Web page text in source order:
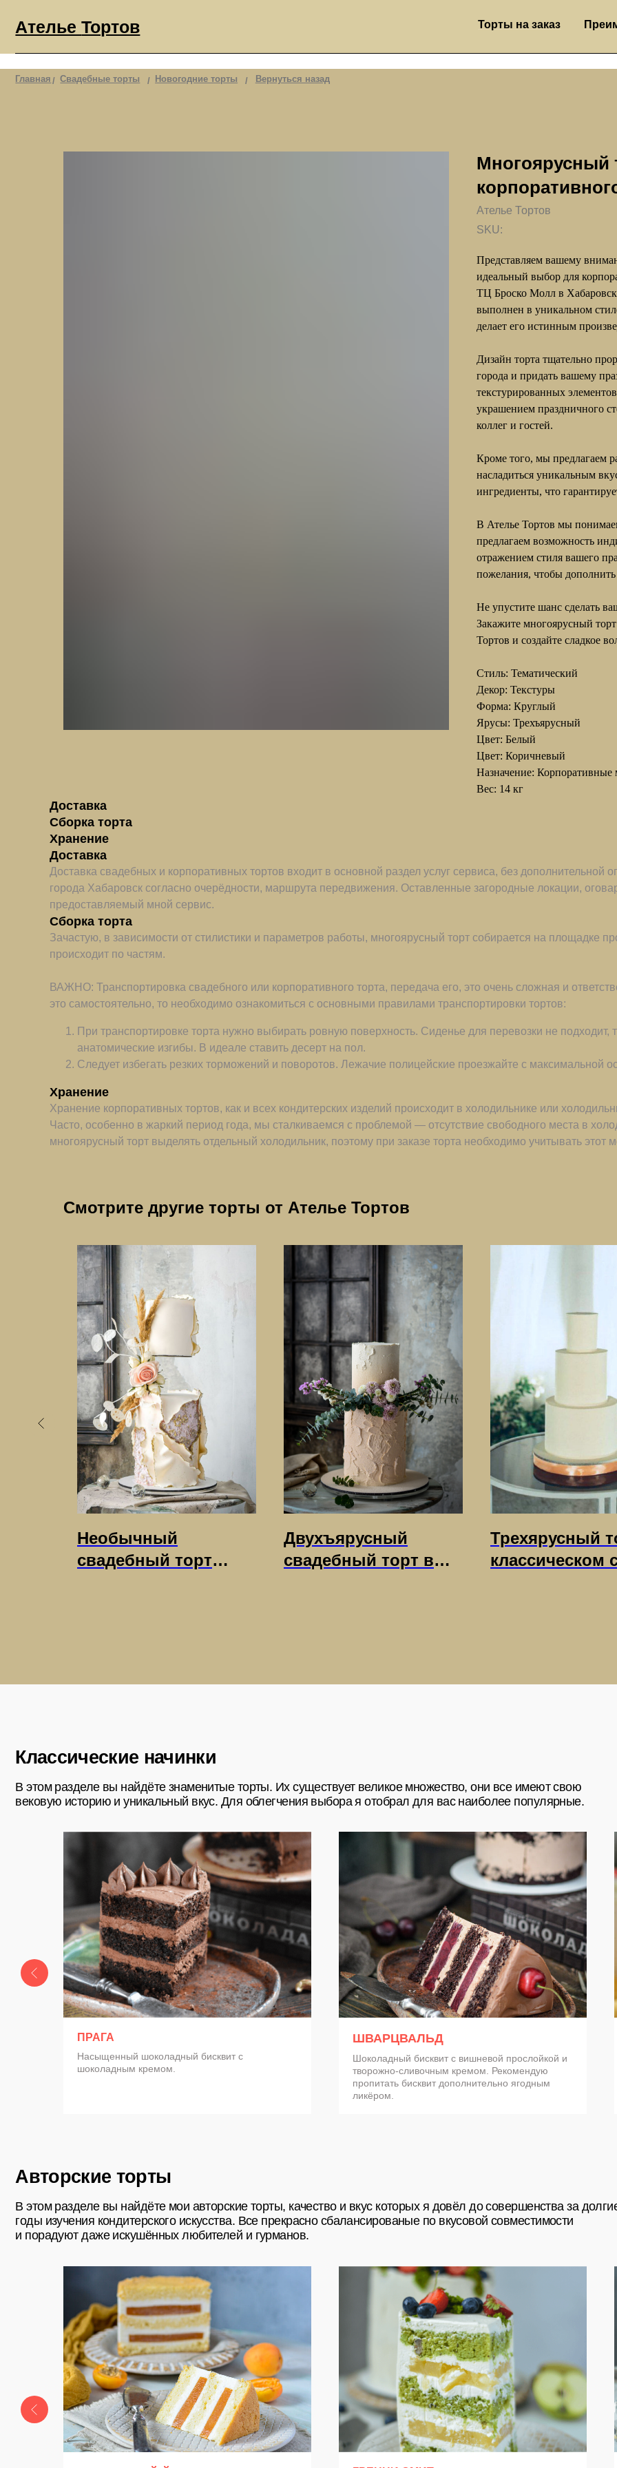
АтельеТортов Торты на заказ Преимущества
Главная/ Свадебные торты / Новогодние торты / Вернуться назад
Многоярусный
Ателье Тортов
SKU:
Представляем вашему
идеальный выбор для
ТЦ Броско Молл в
выполнен в уникальном
делает его истинным
Дизайн торта тщательно
города и придать вашему
текстурированных
украшением праздничного
коллег и гостей.
Кроме того, мы предлагаем
насладиться уникальным
ингредиенты, что
В Ателье Тортов мы
предлагаем возможность
отражением стиля вашего
пожелания, чтобы
Не упустите шанс сделать
Закажите многоярусный
Тортов и создайте сладкое
Стиль: Тематический
Декор: Текстуры
Форма: Круглый
Ярусы: Трехъярусный
Цвет: Белый
Цвет: Коричневый
Назначение: Корпоративные
Вес: 14 кг
Доставка
Сборка торта
Хранение
Доставка
Доставка свадебных и корпоративных тортов входит в основной раздел услуг сервиса, без дополнительной
города Хабаровск согласно очерёдности, маршрута передвижения. Оставленные загородные локации,
предоставляемый мной сервис.
Сборка торта
Зачастую, в зависимости от стилистики и параметров работы, многоярусный торт собирается на площадке
происходит по частям.
ВАЖНО: Транспортировка свадебного или корпоративного торта, передача его, это очень сложная и
это самостоятельно, то необходимо ознакомиться с основными правилами транспортировки тортов:
При транспортировке торта нужно выбирать ровную поверхность. Сиденье для перевозки не подходит,
анатомические изгибы. В идеале ставить десерт на пол.
Следует избегать резких торможений и поворотов. Лежачие полицейские проезжайте с максимальной
Хранение
Хранение корпоративных тортов, как и всех кондитерских изделий происходит в холодильнике или
Часто, особенно в жаркий период года, мы сталкиваемся с проблемой — отсутствие свободного места в
многоярусный торт выделять отдельный холодильник, поэтому при заказе торта необходимо учитывать этот
Смотрите другие торты от Ателье Тортов
Необычный
свадебный торт
Двухъярусный
свадебный торт в
Трехярусный
классическом
Классические начинки
ПРАГА
Насыщенный шоколадный бисквит с
шоколадным кремом.
ШВАРЦВАЛЬД
Шоколадный бисквит с вишневой прослойкой и
творожно-сливочным кремом. Рекомендую
пропитать бисквит дополнительно ягодным
ликёром.
Авторские торты
В этом разделе вы найдёте мои авторские торты, качество и вкус которых я довёл до совершенства за долгие
годы изучения кондитерского искусства. Все прекрасно сбалансированые по вкусовой совместимости
и порадуют даже искушённых любителей и гурманов.
Политика конфиденциальности